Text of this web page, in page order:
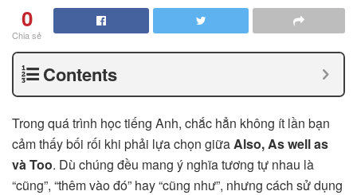
0
Chia sẻ
Contents
Trong quá trình học tiếng Anh, chắc hẳn không ít lần bạn
cảm thấy bối rối khi phải lựa chọn giữaAlso, As well as
và Too. Dù chúng đều mang ý nghĩa tương tự nhau là
“cũng”, “thêm vào đó” hay “cũng như”, nhưng cách sử dụng